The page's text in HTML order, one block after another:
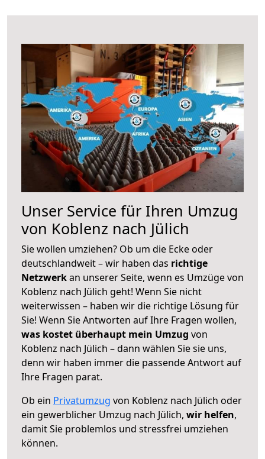
Unser Service für Ihren Umzug
von Koblenz nach Jülich
Sie wollen umziehen? Ob um die Ecke oder
deutschlandweit – wir haben das richtige
Netzwerkan unserer Seite, wenn es Umzüge von
Koblenz nach Jülich geht! Wenn Sie nicht
weiterwissen – haben wir die richtige Lösung für
Sie! Wenn Sie Antworten auf Ihre Fragen wollen,
was kostet überhaupt mein Umzug von
Koblenz nach Jülich – dann wählen Sie sie uns,
denn wir haben immer die passende Antwort auf
Ihre Fragen parat.
Ob ein Privatumzug von Koblenz nach Jülich oder
ein gewerblicher Umzug nach Jülich, wir helfen,
damit Sie problemlos und stressfrei umziehen
können.